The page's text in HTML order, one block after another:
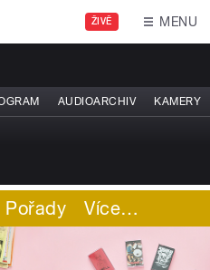
ŽIVĚ MENU
AUDIOARCHIV KAMERY
Pořady Více…